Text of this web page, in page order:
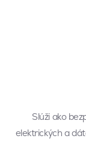
Slúži ako
elektrických a